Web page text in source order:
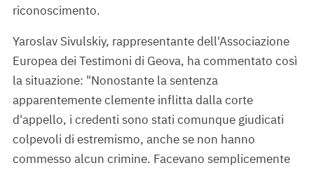
riconoscimento.
Yaroslav Sivulskiy, rappresentante dell'Associazione
Europea dei Testimoni di Geova, ha commentato così
la situazione: "Nonostante la sentenza
apparentemente clemente inflitta dalla corte
d'appello, i credenti sono stati comunque giudicati
colpevoli di estremismo, anche se non hanno
commesso alcun crimine. Facevano semplicemente